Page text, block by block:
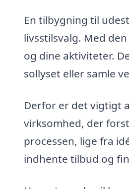
En tilbygning til
livsstilsvalg. Med
og dine aktiviteter.
sollyset eller samle
Derfor er det vigtigt
virksomhed, der
processen, lige fra
indhente tilbud og